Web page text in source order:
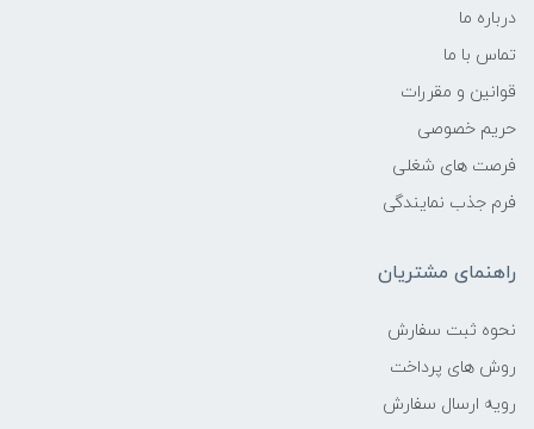
درباره ما
تماس با ما
قوانین و مقررات
حریم خصوصی
فرصت های شغلی
فرم جذب نمایندگی
راهنمای مشتریان
نحوه ثبت سفارش
روش های پرداخت
رویه ارسال سفارش